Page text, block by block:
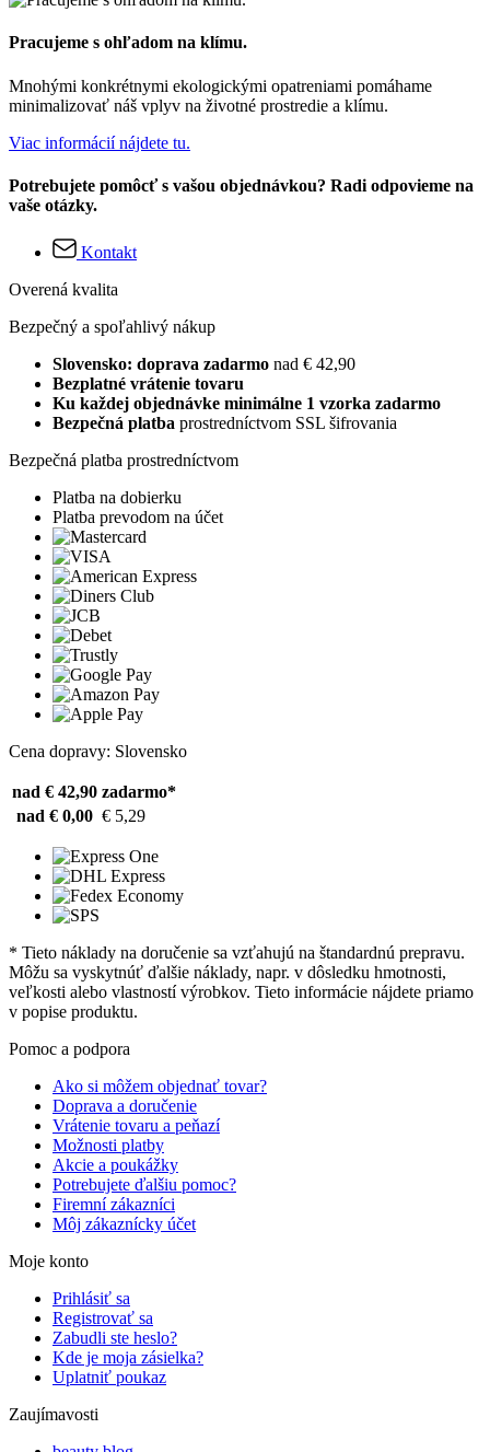
Pracujeme s ohľadom na klímu.
Mnohými konkrétnymi ekologickými opatreniami pomáhame
minimalizovať náš vplyv na životné prostredie a klímu.
Viac informácií nájdete tu.
Potrebujete pomôcť s vašou objednávkou? Radi odpovieme na
vaše otázky.
Kontakt
Overená kvalita
Bezpečný a spoľahlivý nákup
Slovensko: doprava zadarmo nad € 42,90
Bezplatné vrátenie tovaru
Ku každej objednávke minimálne 1 vzorka zadarmo
Bezpečná platba prostredníctvom SSL šifrovania
Bezpečná platba prostredníctvom
Platba na dobierku
Platba prevodom na účet
Cena dopravy: Slovensko
nad € 42,90 zadarmo*
nad € 0,00 € 5,29
* Tieto náklady na doručenie sa vzťahujú na štandardnú prepravu.
Môžu sa vyskytnúť ďalšie náklady, napr. v dôsledku hmotnosti,
veľkosti alebo vlastností výrobkov. Tieto informácie nájdete priamo
v popise produktu.
Pomoc a podpora
Ako si môžem objednať tovar?
Doprava a doručenie
Vrátenie tovaru a peňazí
Možnosti platby
Akcie a poukážky
Potrebujete ďalšiu pomoc?
Firemní zákazníci
Môj zákaznícky účet
Moje konto
Prihlásiť sa
Registrovať sa
Zabudli ste heslo?
Kde je moja zásielka?
Uplatniť poukaz
Zaujímavosti